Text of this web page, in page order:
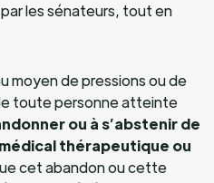
les sénateurs, tout en
moyen de pressions ou de
toute personne atteinte
ou à s’abstenir de
thérapeutique ou
cet abandon ou cette